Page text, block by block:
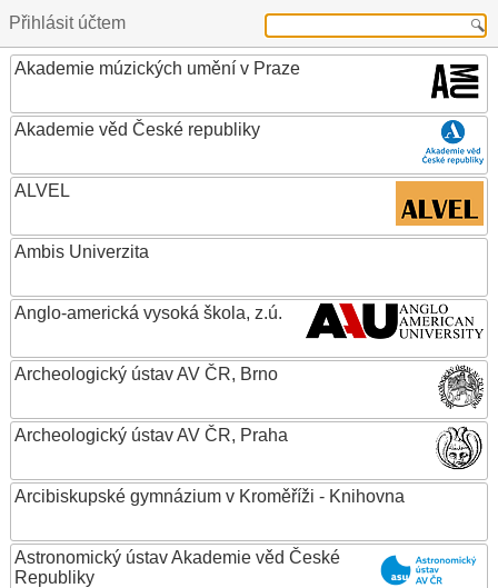
Přihlásit účtem
Akademie múzických umění v Praze
Akademie věd České republiky
ALVEL
Ambis Univerzita
Anglo-americká vysoká škola, z.ú.
Archeologický ústav AV ČR, Brno
Archeologický ústav AV ČR, Praha
Arcibiskupské gymnázium v Kroměříži - Knihovna
Astronomický ústav Akademie věd České
Republiky